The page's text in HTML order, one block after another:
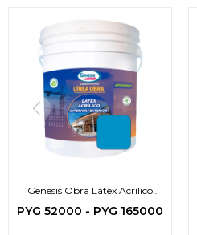
Genesis Obra Látex Acrílico
Interior Exterior
PYG 52000 - PYG 165000